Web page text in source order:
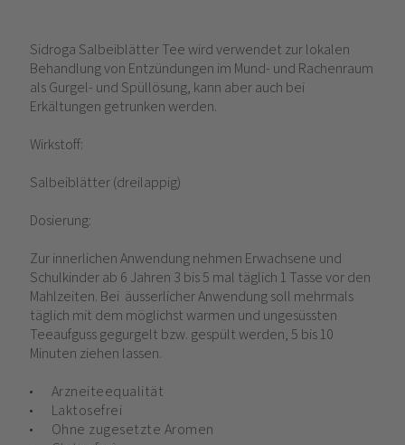
Sidroga Salbeiblätter Tee wird verwendet zur lokalen
Behandlung von Entzündungen im Mund- und Rachenraum
als Gurgel- und Spüllösung, kann aber auch bei
Erkältungen getrunken werden.
Wirkstoff:
Salbeiblätter (dreilappig)
Dosierung:
Zur innerlichen Anwendung nehmen Erwachsene und
Schulkinder ab 6 Jahren 3 bis 5 mal täglich 1 Tasse vor den
Mahlzeiten. Bei äusserlicher Anwendung soll mehrmals
täglich mit dem möglichst warmen und ungesüssten
Teeaufguss gegurgelt bzw. gespült werden, 5 bis 10
Minuten ziehen lassen.
Arzneiteequalität
Laktosefrei
Ohne zugesetzte Aromen